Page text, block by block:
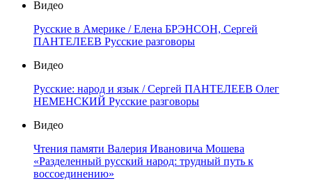
Видео
Русские в Америке / Елена БРЭНСОН, Сергей
ПАНТЕЛЕЕВ Русские разговоры
Видео
Русские: народ и язык / Сергей ПАНТЕЛЕЕВ Олег
НЕМЕНСКИЙ Русские разговоры
Видео
Чтения памяти Валерия Ивановича Мошева
«Разделенный русский народ: трудный путь к
воссоединению»